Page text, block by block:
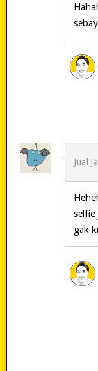
Jual
gak